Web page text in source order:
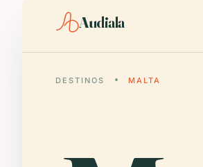
Audiala
DESTINOS MALTA